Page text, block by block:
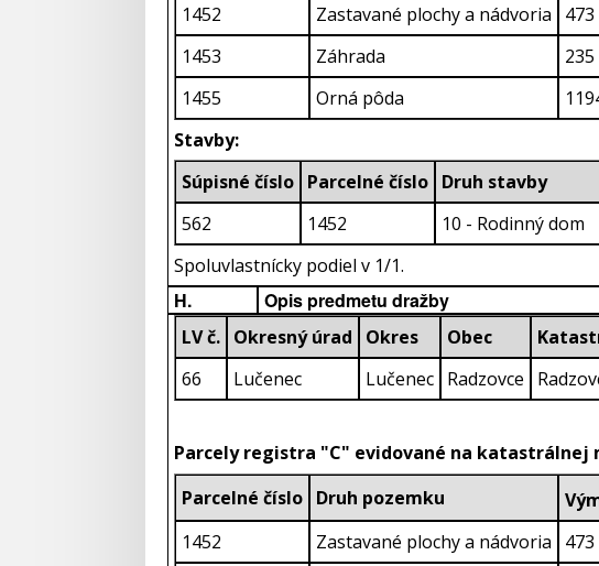
1452
Zastavané plochy a nádvoria
473
1453
Záhrada
235
1455
Orná pôda
Stavby:
Súpisné číslo Parcelné číslo
562
1452
10 - Rodinný dom
Spoluvlastnícky podiel v 1/1.
H. Opis predmetu dražby
LV č. Okresný úrad Okres Obec
66
Lučenec Lučenec Radzovce
Parcely registra "C" evidované na katastrálnej
Parcelné číslo Druh pozemku
1452
Zastavané plochy a nádvoria
473